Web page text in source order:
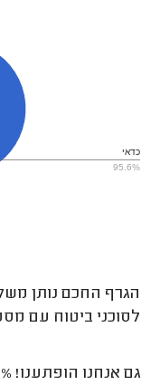
כדאי
95.6%
הגרף החכם נותן
לסוכני ביטוח עם
גם אנחנו הופתענו! 100% מסוכני הביטוח בחרו ב